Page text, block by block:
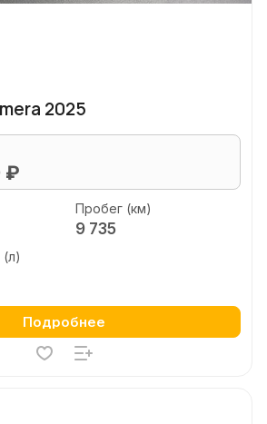
2025
₽
Пробег (км)
9 735
Подробнее